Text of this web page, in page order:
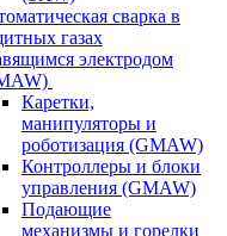
сварка в
газах
электродом
Каретки,
манипуляторы и
роботизация (GMAW)
Контроллеры и блоки
управления (GMAW)
Подающие
механизмы и горелки